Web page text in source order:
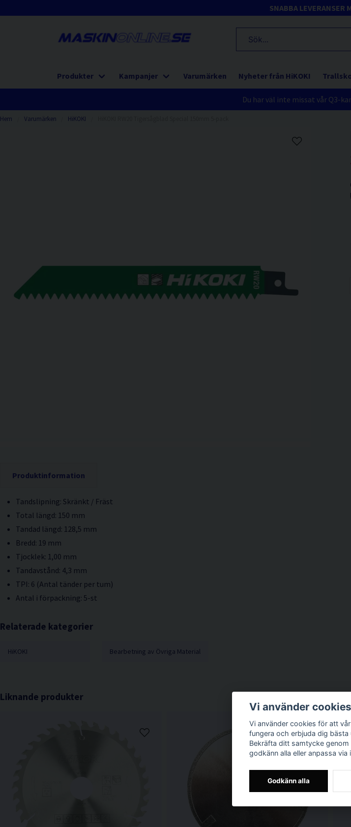
SNABBA LEVERANSER
Produkter Kampanjer Varumärken Nyheter från HiKOKI
Du har väl inte missat vår Q3-
Hem Varumärken HiKOKI
Produktinformation
Tandslipning: Skränkt / Fräst
Total längd: 150 mm
Tandad längd: 128,5 mm
Bredd: 19 mm
Tjocklek: 1,00 mm
Tandavstånd: 4,3 mm
TPI: 6 (Antal tänder per tum)
Antal i förpackning: 5-st
Relaterade kategorier
HiKOKI Bearbetning av Övriga Material
Liknande produkter
Vi använder cookies
Vi använder cookies för att
fungera och erbjuda dig bästa
Bekräfta ditt samtycke
godkänn alla eller anpassa via
Godkänn alla